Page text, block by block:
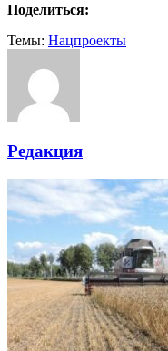
Поделиться:
Темы: Нацпроекты
Редакция